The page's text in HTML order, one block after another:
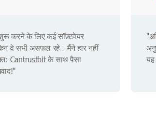
करने के लिए कई सॉफ़्टवेयर
वे सभी असफल रहे। मैंने हार नहीं
Cantrustbit के साथ पैसा